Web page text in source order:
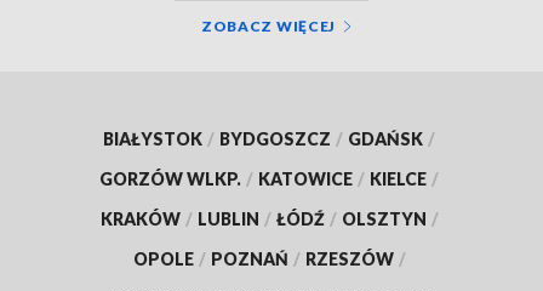
ZOBACZ WIĘCEJ
BIAŁYSTOK / BYDGOSZCZ / GDAŃSK /
GORZÓW WLKP. / KATOWICE / KIELCE /
KRAKÓW / LUBLIN / ŁÓDŹ / OLSZTYN /
OPOLE / POZNAŃ / RZESZÓW /